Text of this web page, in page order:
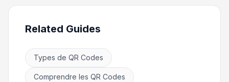
Related Guides
Types de QR Codes
Comprendre les QR Codes